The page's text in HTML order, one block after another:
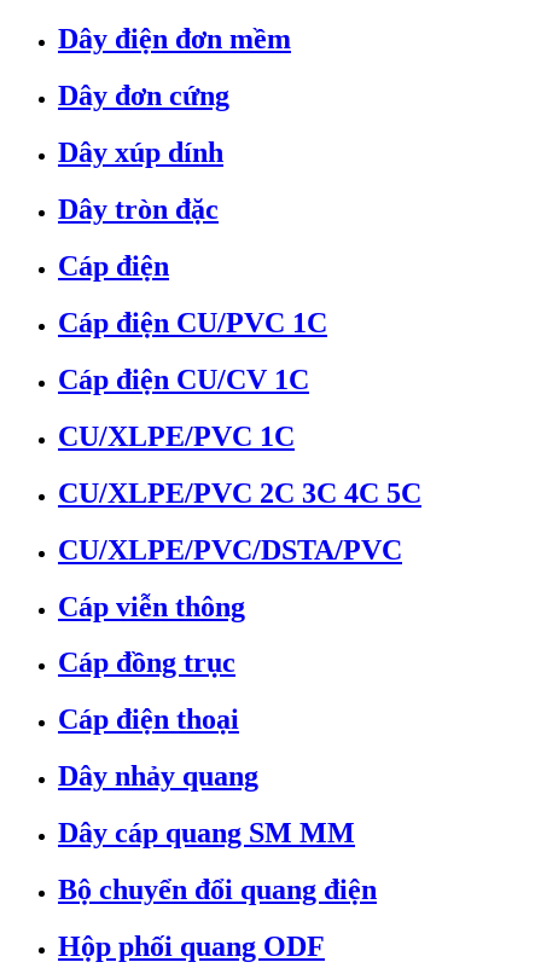
Dây điện đơn mềm
Dây đơn cứng
Dây xúp dính
Dây tròn đặc
Cáp điện
Cáp điện CU/PVC 1C
Cáp điện CU/CV 1C
CU/XLPE/PVC 1C
CU/XLPE/PVC 2C 3C 4C 5C
CU/XLPE/PVC/DSTA/PVC
Cáp viễn thông
Cáp đồng trục
Cáp điện thoại
Dây nhảy quang
Dây cáp quang SM MM
Bộ chuyển đổi quang điện
Hộp phối quang ODF